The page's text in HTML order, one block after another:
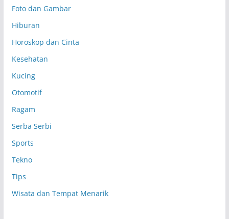
Foto dan Gambar
Hiburan
Horoskop dan Cinta
Kesehatan
Kucing
Otomotif
Ragam
Serba Serbi
Sports
Tekno
Tips
Wisata dan Tempat Menarik